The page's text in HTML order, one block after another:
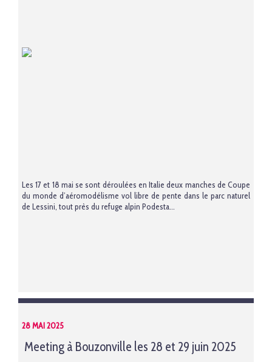
Les 17 et 18 mai se sont déroulées en Italie deux manches de Coupe
du monde d’aéromodélisme vol libre de pente dans le parc naturel
de Lessini, tout près du refuge alpin Podesta...
28 MAI 2025
Meeting à Bouzonville les 28 et 29 juin 2025